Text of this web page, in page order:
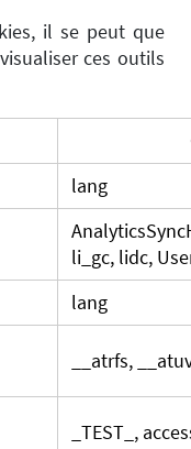
il se peut que
ces outils
lang
li_gc, lidc,
lang
__atrfs,
_TEST_,